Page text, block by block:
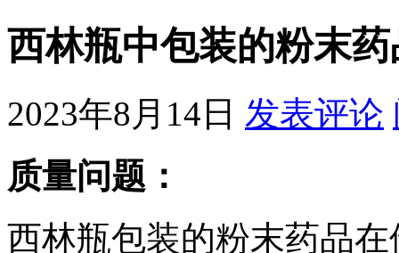
西林瓶中包装的粉末
2023年8月14日 发表评论
质量问题：
西林瓶包装的粉末药品